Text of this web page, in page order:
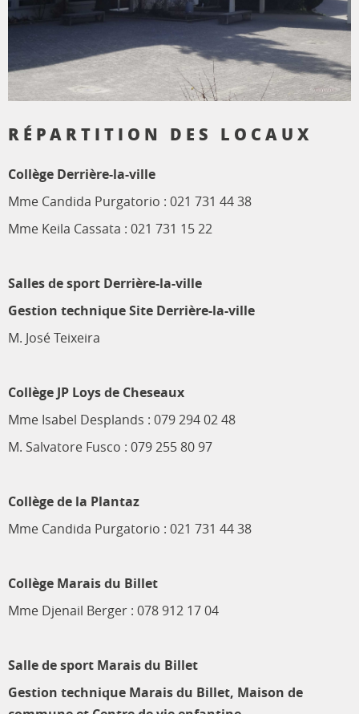
RÉPARTITION DES LOCAUX
Collège Derrière-la-ville
Mme Candida Purgatorio : 021 731 44 38
Mme Keila Cassata : 021 731 15 22
Salles de sport Derrière-la-ville
Gestion technique Site Derrière-la-ville
M. José Teixeira
Collège JP Loys de Cheseaux
Mme Isabel Desplands : 079 294 02 48
M. Salvatore Fusco : 079 255 80 97
Collège de la Plantaz
Mme Candida Purgatorio : 021 731 44 38
Collège Marais du Billet
Mme Djenail Berger : 078 912 17 04
Salle de sport Marais du Billet
Gestion technique Marais du Billet, Maison de